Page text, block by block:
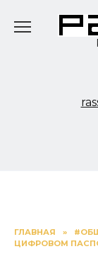
ГЛАВНАЯ »
ЦИФРОВОМ